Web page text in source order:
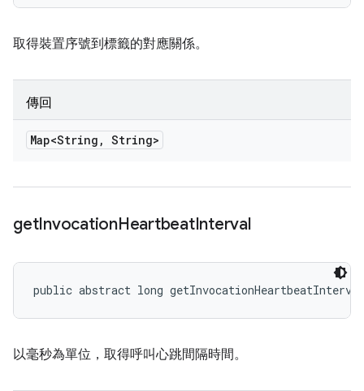
取得裝置序號到標籤的對應關係。
傳回
Map<String , String>
getInvocationHeartbeatInterval
public abstract long
以毫秒為單位，取得呼叫心跳間隔時間。